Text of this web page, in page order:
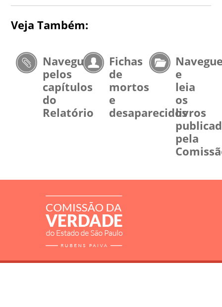
Veja Também:
Navegue
pelos
capítulos
do
Relatório
Fichas
de
mortos
e
desaparecidos
e
leia
os
livros
pela